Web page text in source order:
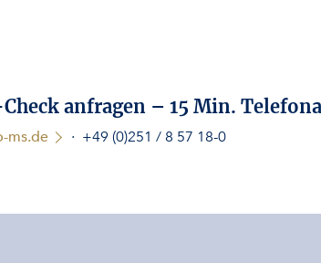
anfragen – 15 Min.
ms.de · +49 (0)251 / 8 57 18-0